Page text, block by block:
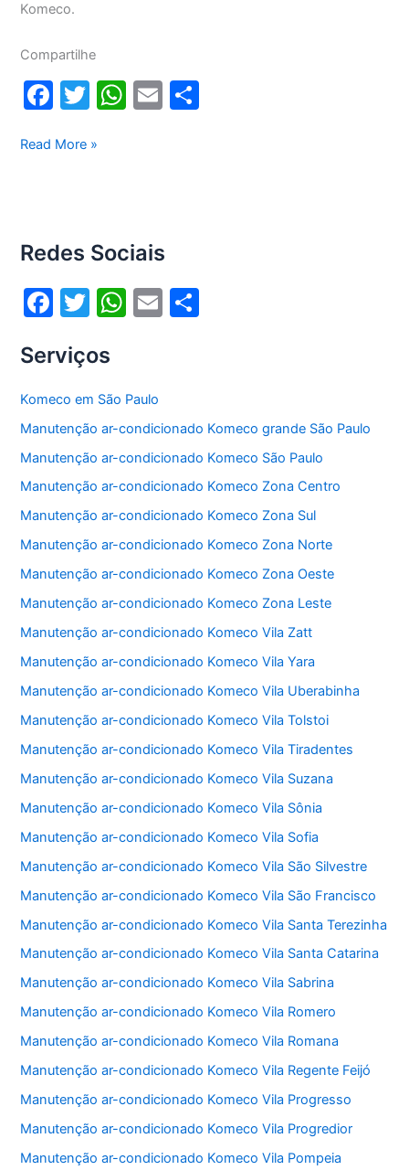
Komeco.
Compartilhe
F
c
o
o
k
T
itt
W
p
p
E
Komeco
Read More »
Redes Sociais
F
c
e
b
o
o
k
T
itt
er
W
s
A
p
p
E
Serviços
Komeco em São Paulo
Manutenção ar-condicionado Komeco grande São Paulo
Manutenção ar-condicionado Komeco São Paulo
Manutenção ar-condicionado Komeco Zona Centro
Manutenção ar-condicionado Komeco Zona Sul
Manutenção ar-condicionado Komeco Zona Norte
Manutenção ar-condicionado Komeco Zona Oeste
Manutenção ar-condicionado Komeco Zona Leste
Manutenção ar-condicionado Komeco Vila Zatt
Manutenção ar-condicionado Komeco Vila Yara
Manutenção ar-condicionado Komeco Vila Uberabinha
Manutenção ar-condicionado Komeco Vila Tolstoi
Manutenção ar-condicionado Komeco Vila Tiradentes
Manutenção ar-condicionado Komeco Vila Suzana
Manutenção ar-condicionado Komeco Vila Sônia
Manutenção ar-condicionado Komeco Vila Sofia
Manutenção ar-condicionado Komeco Vila São Silvestre
Manutenção ar-condicionado Komeco Vila São Francisco
Manutenção ar-condicionado Komeco Vila Santa Terezinha
Manutenção ar-condicionado Komeco Vila Santa Catarina
Manutenção ar-condicionado Komeco Vila Sabrina
Manutenção ar-condicionado Komeco Vila Romero
Manutenção ar-condicionado Komeco Vila Romana
Manutenção ar-condicionado Komeco Vila Regente Feijó
Manutenção ar-condicionado Komeco Vila Progresso
Manutenção ar-condicionado Komeco Vila Progredior
Manutenção ar-condicionado Komeco Vila Pompeia